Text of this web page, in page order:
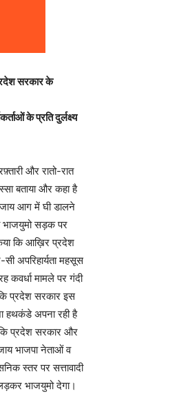
सरकार के
के प्रति दुर्लक्ष्य
और रातो-रात
बताया और कहा है
आग में घी डालने
भाजयुमो सड़क पर
कि आख़िर प्रदेश
अपरिहार्यता महसूस
कवर्धा मामले पर गंदी
प्रदेश सरकार इस
हथकंडे अपना रही है
प्रदेश सरकार और
भाजपा नेताओं व
स्तर पर सत्तावादी
भाजयुमो देगा।